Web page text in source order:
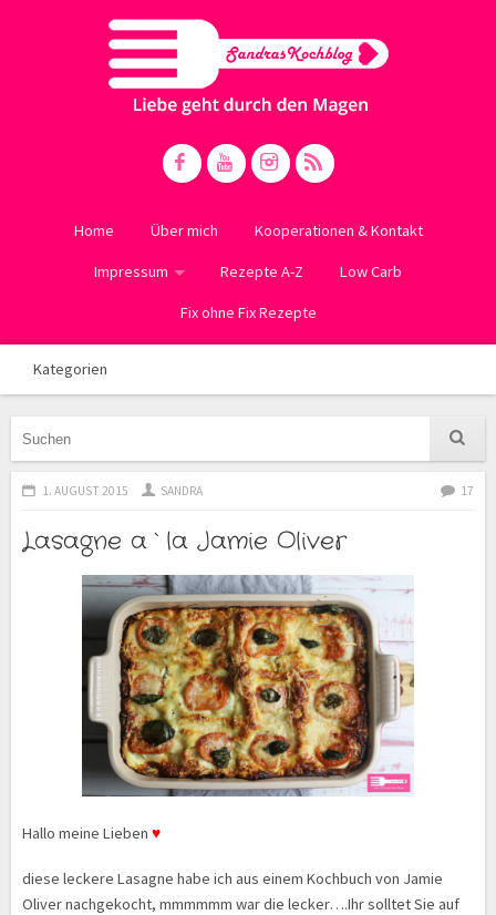
Home Über mich Kooperationen & Kontakt
Impressum Rezepte A-Z Low Carb
Fix ohne Fix Rezepte
Kategorien
1. AUGUST 2015 SANDRA 17
Lasagne a`la Jamie Oliver
Hallo meine Lieben ♥
diese leckere Lasagne habe ich aus einem Kochbuch von Jamie
Oliver nachgekocht, mmmmmm war die lecker….Ihr solltet Sie auf